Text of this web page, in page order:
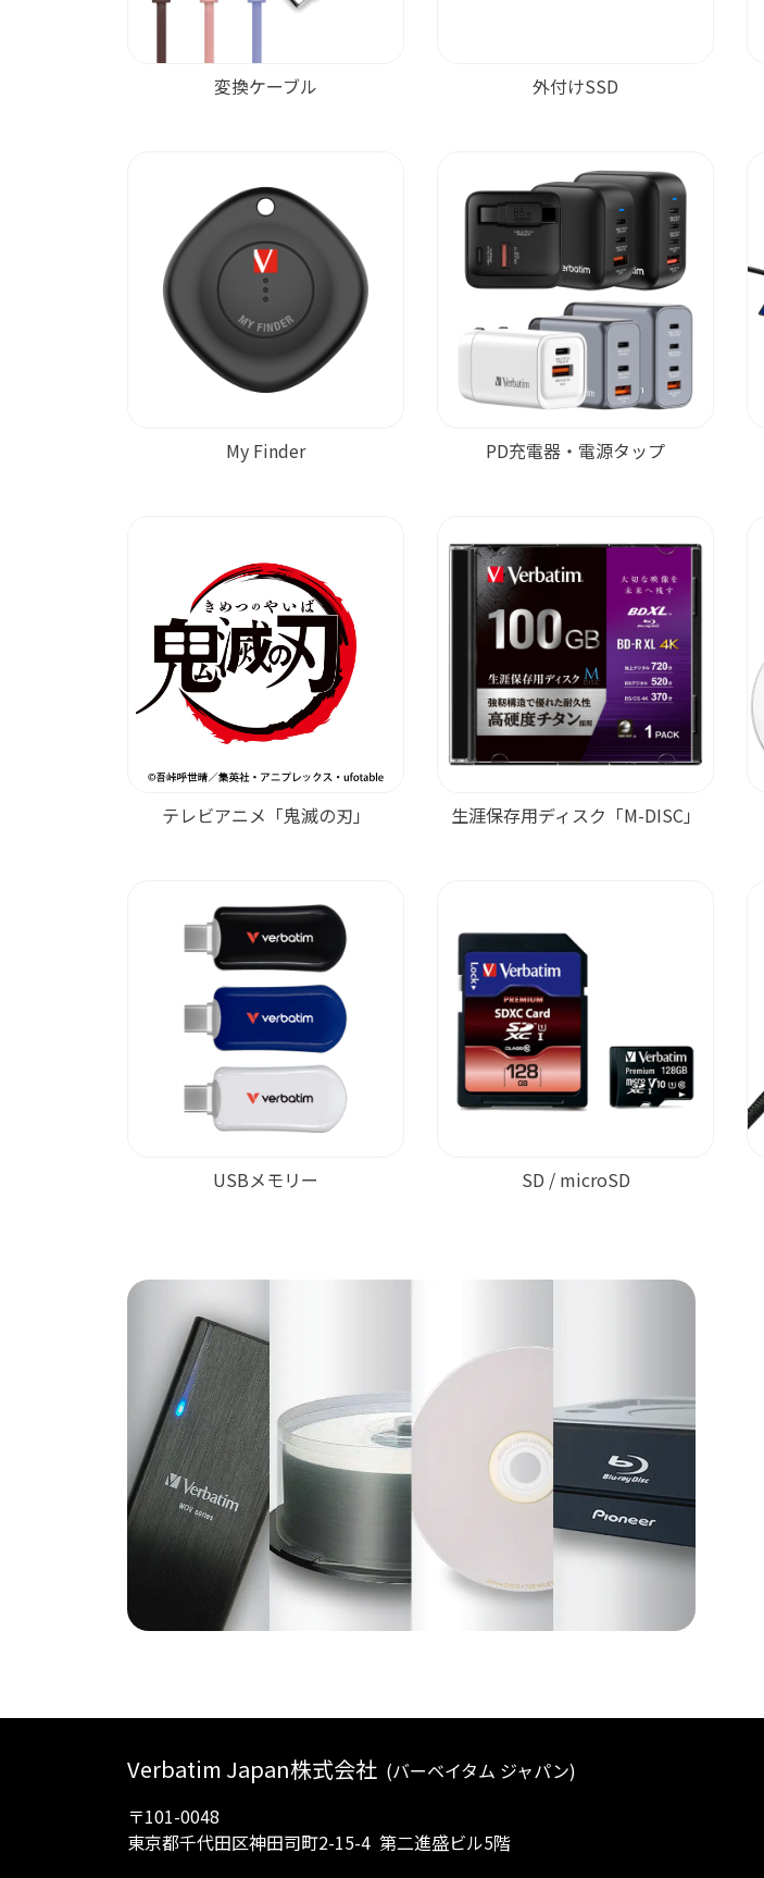
変換ケーブル 外付けSSD
My Finder PD充電器・電源タップ
テレビアニメ 「鬼滅の刃」 生涯保存用ディスク「M-DISC」
USBメモリー SD / microSD
Verbatim Japan株式会社 (バーベイタム ジャパン)
〒101-0048
東京都千代田区神田司町2-15-4 第二進盛ビル5階